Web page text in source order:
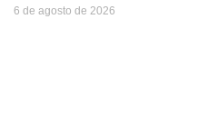
6 de agosto de 2026